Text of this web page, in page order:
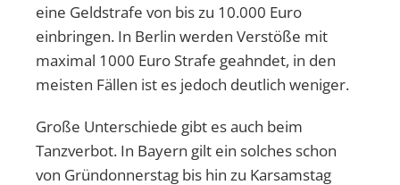
eine Geldstrafe von bis zu 10.000 Euro
einbringen. In Berlin werden Verstöße mit
maximal 1000 Euro Strafe geahndet, in den
meisten Fällen ist es jedoch deutlich weniger.
Große Unterschiede gibt es auch beim
Tanzverbot. In Bayern gilt ein solches schon
von Gründonnerstag bis hin zu Karsamstag